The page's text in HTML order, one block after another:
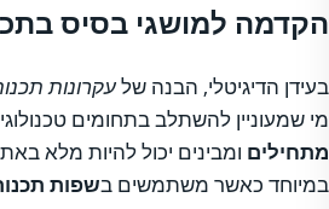
הקדמה למושגי בסיס
בעידן הדיגיטלי, הבנה שלעקרונות
מי שמעוניין להשתלב בתחומים
מתחילים ומבינים יכול להיות מלא
במיוחד כאשר משתמשים בשפות